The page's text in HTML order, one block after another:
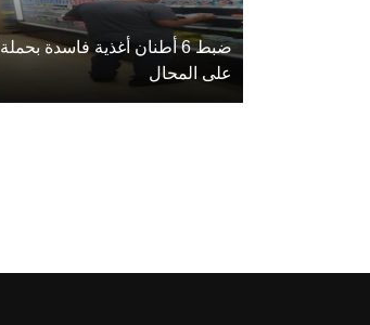
ضبط 6 أطنان أغذية فاسدة بحملة
على المحال